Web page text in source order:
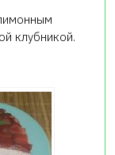
клубникой.